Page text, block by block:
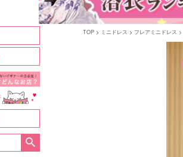
TOP ミニドレス フレアミニドレス